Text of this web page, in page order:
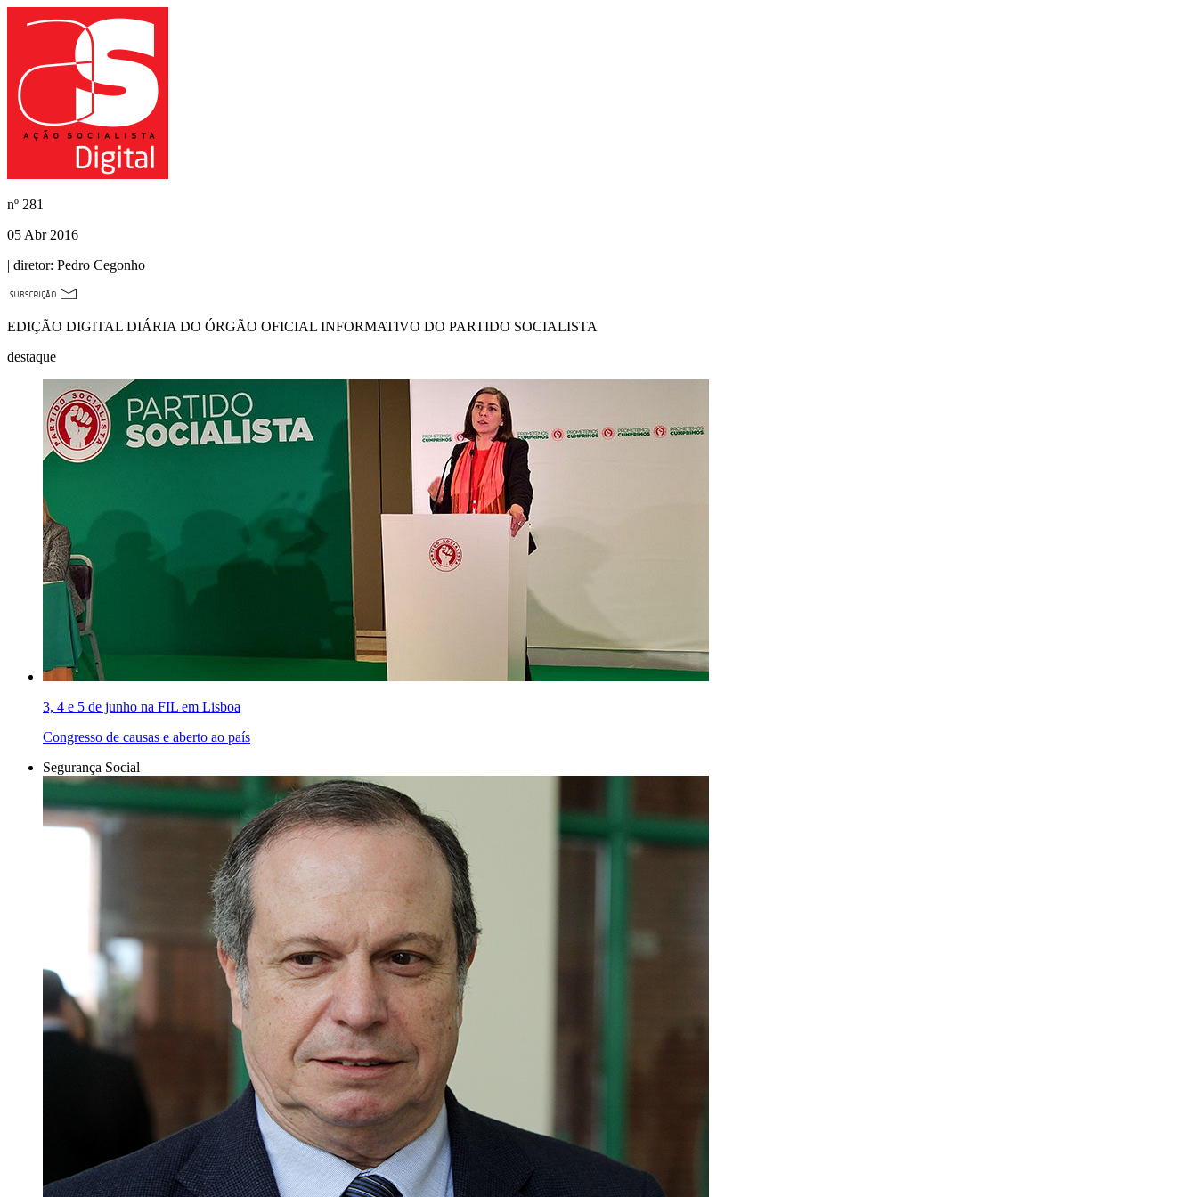
nº 281
05 Abr 2016
| diretor: Pedro Cegonho
EDIÇÃO DIGITAL DIÁRIA DO ÓRGÃO OFICIAL INFORMATIVO DO PARTIDO SOCIALISTA
destaque
3, 4 e 5 de junho na FIL em Lisboa
Congresso de causas e aberto ao país
Segurança Social